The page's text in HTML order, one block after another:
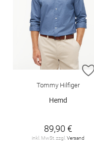
Tommy Hilfiger
Hemd
89,90 €
inkl. MwSt. zzgl. Versand